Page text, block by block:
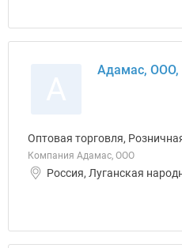
Адамас,
Оптовая торговля,
Компания Адамас, ООО
Россия, Луганская